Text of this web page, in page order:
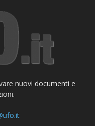
nuovi documenti e